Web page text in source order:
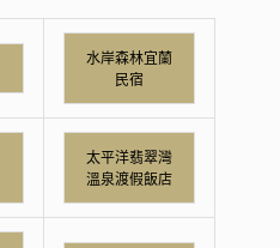
水岸森林宜蘭
民宿
太平洋翡翠灣
溫泉渡假飯店